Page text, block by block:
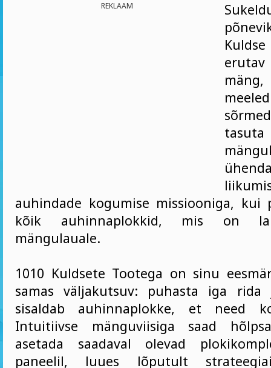
REKLAAM
tasuta
auhindade kogumise missiooniga, kui
kõik auhinnaplokkid, mis on
mängulauale.
1010 Kuldsete Tootega on sinu
samas väljakutsuv: puhasta iga
sisaldab auhinnaplokke, et need
Intuitiivse mänguviisiga saad
asetada saadaval olevad
paneelil, luues lõputult